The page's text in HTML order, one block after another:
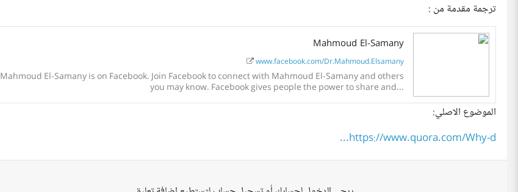
ترجمة مقدمة من :
Mahmoud El-Samany
www.facebook.com/Dr.Mahmoud.Elsamany
Mahmoud El-Samany is on Facebook. Join Facebook to connect with Mahmoud El-Samany and others
you may know. Facebook gives people the power to share and...
الموضوع الاصلي:
https://www.quora.com/Why-d...